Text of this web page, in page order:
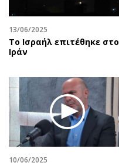
13/06/2025
To Ισραήλ επιτέθηκε στο
Ιράν
10/06/2025